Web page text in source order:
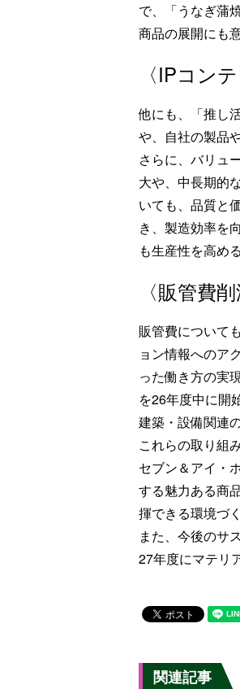
で、「うなぎ蒲
商品の展開にも
〈IPコン
他にも、「推し
や、自社の製品
さらに、バリュ
大や、中長期的
いても、品質と
き、製造効率を
も生産性を高める
〈販管費
販管費について
ョン情報へのア
った働き方の実
を26年度中に開
建築・設備関連
これらの取り組
セブン＆アイ・
する魅力ある商
揮できる環境づ
また、今後のサ
27年度にマテリ
関連記事